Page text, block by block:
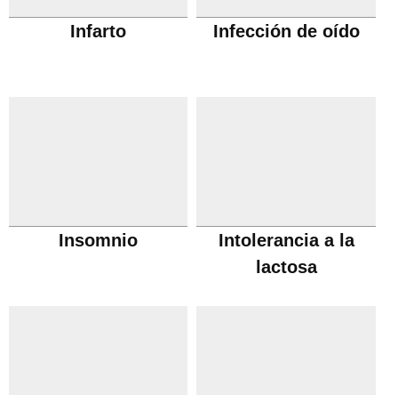
Infarto Infección de oído
Insomnio
Intolerancia a la
lactosa